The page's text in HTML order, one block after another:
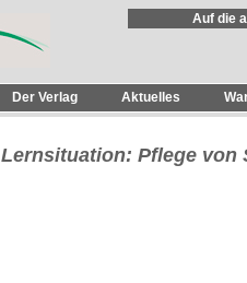
Auf die
Der Verlag Aktuelles
Lernsituation: Pflege von